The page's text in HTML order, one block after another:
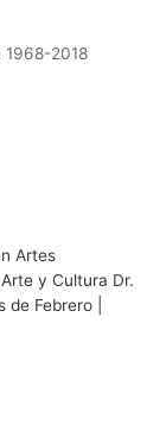
1968-2018
Artes
y Cultura Dr.
Febrero |